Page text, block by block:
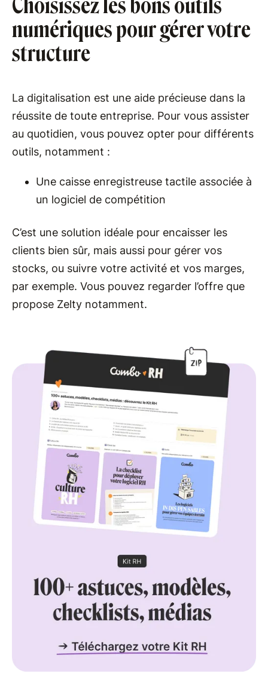
numériques pour gérer votre
structure
La digitalisation est une aide précieuse dans la
réussite de toute entreprise. Pour vous assister
au quotidien, vous pouvez opter pour différents
outils, notamment :
Une caisse enregistreuse tactile associée à
un logiciel de compétition
C’est une solution idéale pour encaisser les
clients bien sûr, mais aussi pour gérer vos
stocks, ou suivre votre activité et vos marges,
par exemple. Vous pouvez regarder l’offre que
propose Zelty notamment.